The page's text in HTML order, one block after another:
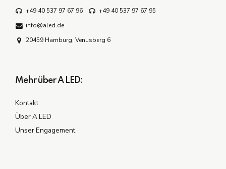
+49 40 537 97 67 96
+49 40 537 97 67 95
info@aled.de
20459 Hamburg, Venusberg 6
Mehr über A LED:
Kontakt
Über A LED
Unser Engagement